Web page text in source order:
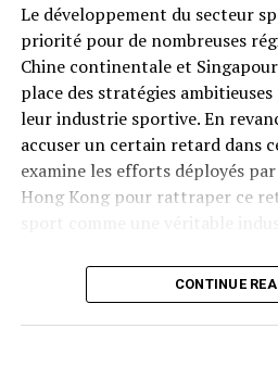
Le développement du secteur
priorité pour de nombreuses
Chine continentale et
place des stratégies
leur industrie sportive. En
accuser un certain retard dans
examine les efforts déployés
Hong Kong pour rattraper ce
Contexte Actuel du Secteur
Récemment, un rapport publié
CONTINUE